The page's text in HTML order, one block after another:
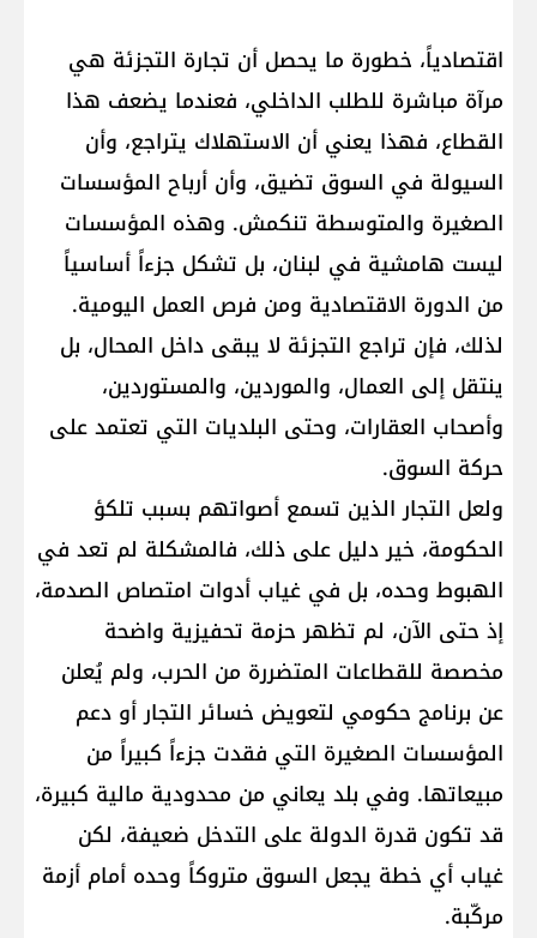
اقتصادياً، خطورة ما يحصل أن تجارة التجزئة هي
مرآة مباشرة للطلب الداخلي، فعندما يضعف هذا
القطاع، فهذا يعني أن الاستهلاك يتراجع، وأن
السيولة في السوق تضيق، وأن أرباح المؤسسات
الصغيرة والمتوسطة تنكمش. وهذه المؤسسات
ليست هامشية في لبنان، بل تشكل جزءاً أساسياً
من الدورة الاقتصادية ومن فرص العمل اليومية.
لذلك، فإن تراجع التجزئة لا يبقى داخل المحال، بل
ينتقل إلى العمال، والموردين، والمستوردين،
وأصحاب العقارات، وحتى البلديات التي تعتمد على
حركة السوق.
ولعل التجار الذين تسمع أصواتهم بسبب تلكؤ
الحكومة، خير دليل على ذلك، فالمشكلة لم تعد في
الهبوط وحده، بل في غياب أدوات امتصاص الصدمة،
إذ حتى الآن، لم تظهر حزمة تحفيزية واضحة
مخصصة للقطاعات المتضررة من الحرب، ولم يُعلن
عن برنامج حكومي لتعويض خسائر التجار أو دعم
المؤسسات الصغيرة التي فقدت جزءاً كبيراً من
مبيعاتها. وفي بلد يعاني من محدودية مالية كبيرة،
قد تكون قدرة الدولة على التدخل ضعيفة، لكن
غياب أي خطة يجعل السوق متروكاً وحده أمام أزمة
مركّبة.